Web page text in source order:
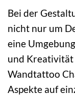
Bei der
nicht nur um
eine
und
Wandtattoo
Aspekte auf